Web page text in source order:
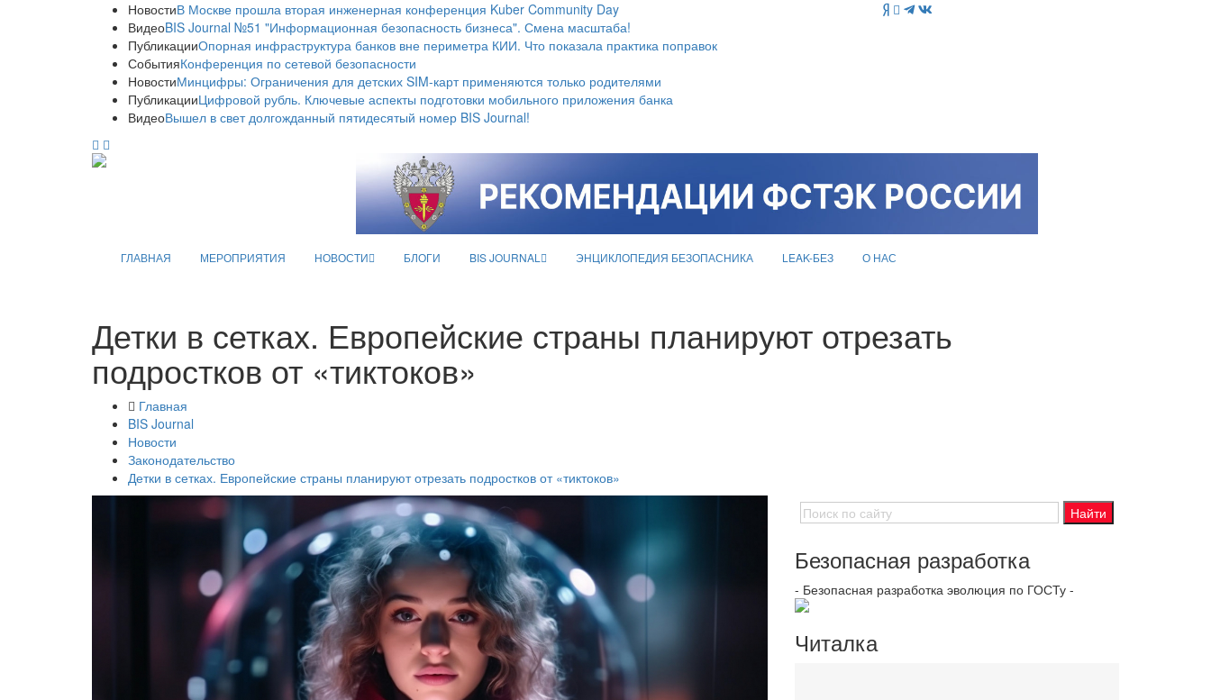
НовостиВ Москве прошла вторая инженерная конференция Kuber Community Day
ВидеоBIS Journal №51 "Информационная безопасность бизнеса". Смена масштаба!
ПубликацииОпорная инфраструктура банков вне периметра КИИ. Что показала практика поправок
СобытияКонференция по сетевой безопасности
НовостиМинцифры: Ограничения для детских SIM-карт применяются только родителями
ПубликацииЦифровой рубль. Ключевые аспекты подготовки мобильного приложения банка
ВидеоВышел в свет долгожданный пятидесятый номер BIS Journal!
ГЛАВНАЯ МЕРОПРИЯТИЯ НОВОСТИ БЛОГИ BIS JOURNAL ЭНЦИКЛОПЕДИЯ БЕЗОПАСНИКА LEAK-БЕЗ О НАС
Детки в сетках. Европейские страны планируют отрезать
подростков от «тиктоков»
Главная
BIS Journal
Новости
Законодательство
Детки в сетках. Европейские страны планируют отрезать подростков от «тиктоков»
Безопасная разработка
- Безопасная разработка эволюция по ГОСТу -
Читалка